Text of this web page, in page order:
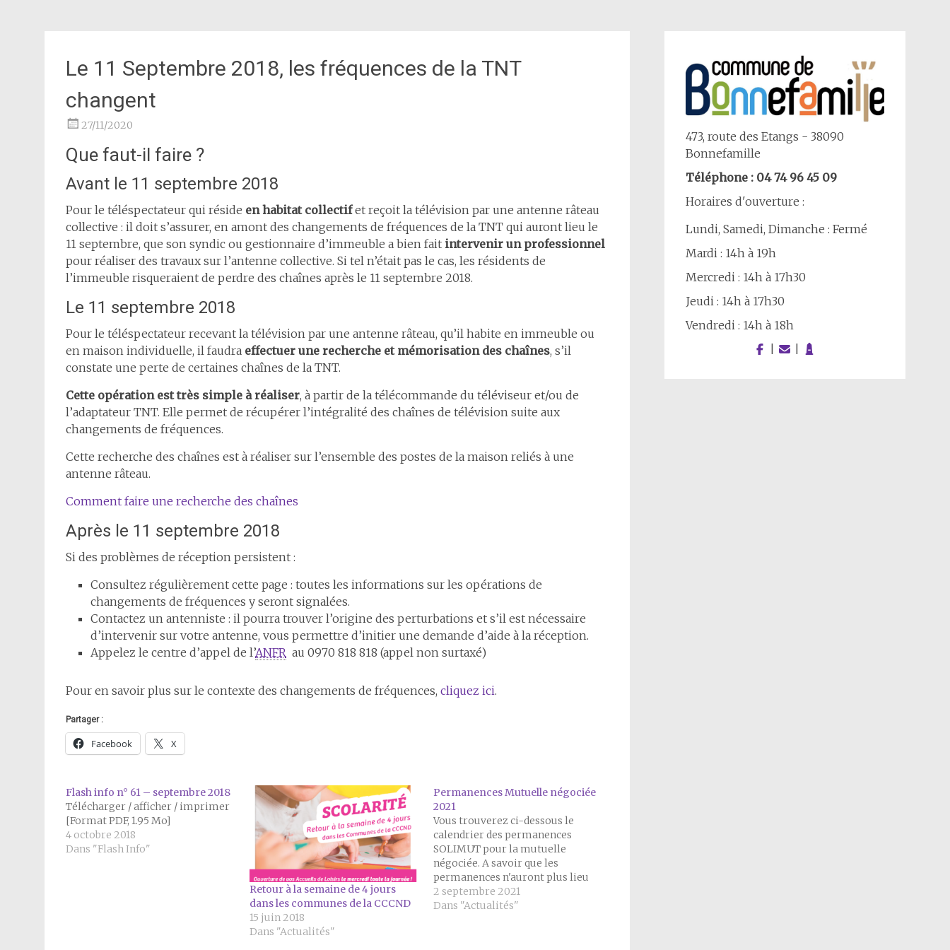
Le 11 Septembre 2018, les fréquences de la TNT
changent
27/11/2020
Que faut-il faire ?
Avant le 11 septembre 2018
Pour le téléspectateur qui réside en habitat collectifet reçoit la télévision par une antenne râteau
collective : il doit s’assurer, en amont des changements de fréquences de la TNT qui auront lieu le
11 septembre, que son syndic ou gestionnaire d’immeuble a bien fait intervenir un professionnel
pour réaliser des travaux sur l’antenne collective. Si tel n’était pas le cas, les résidents de
l’immeuble risqueraient de perdre des chaînes après le 11 septembre 2018.
Le 11 septembre 2018
Pour le téléspectateur recevant la télévision par une antenne râteau, qu’il habite en immeuble ou
en maison individuelle, il faudra effectuer une recherche et mémorisation des chaînes, s’il
constate une perte de certaines chaînes de la TNT.
Cette opération est très simple à réaliser, à partir de la télécommande du téléviseur et/ou de
l’adaptateur TNT. Elle permet de récupérer l’intégralité des chaînes de télévision suite aux
changements de fréquences.
Cette recherche des chaînes est à réaliser sur l’ensemble des postes de la maison reliés à une
antenne râteau.
Comment faire une recherche des chaînes
Après le 11 septembre 2018
Si des problèmes de réception persistent :
Consultez régulièrement cette page : toutes les informations sur les opérations de
changements de fréquences y seront signalées.
Contactez un antenniste : il pourra trouver l’origine des perturbations et s’il est nécessaire
d’intervenir sur votre antenne, vous permettre d’initier une demande d’aide à la réception.
Appelez le centre d’appel de l’ANFR au 0970 818 818 (appel non surtaxé)
Pour en savoir plus sur le contexte des changements de fréquences, cliquez ici.
Partager :
Facebook X
Flash info n° 61 – septembre 2018
Télécharger / afficher / imprimer
[Format PDF, 1.95 Mo]
4 octobre 2018
Dans "Flash Info"
Retour à la semaine de 4 jours
dans les communes de la CCCND
15 juin 2018
Dans "Actualités"
Permanences Mutuelle négociée
2021
Vous trouverez ci-dessous le
calendrier des permanences
SOLIMUT pour la mutuelle
négociée. A savoir que les
permanences n'auront plus lieu
sur la Commune. Septembre
Diemoz le 13/09/2021 de 14h00 à
2 septembre 2021
Dans "Actualités"
473, route des Etangs - 38090
Bonnefamille
Téléphone : 04 74 96 45 09
Horaires d'ouverture :
Lundi, Samedi, Dimanche : Fermé
Mardi : 14h à 19h
Mercredi : 14h à 17h30
Jeudi : 14h à 17h30
Vendredi : 14h à 18h